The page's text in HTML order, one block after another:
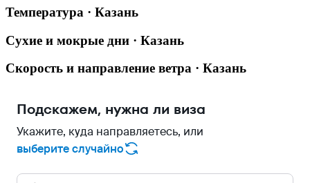
Температура · Казань
Сухие и мокрые дни · Казань
Скорость и направление ветра · Казань
Подскажем, нужна ли виза
Укажите, куда направляетесь, или
выберите случайно